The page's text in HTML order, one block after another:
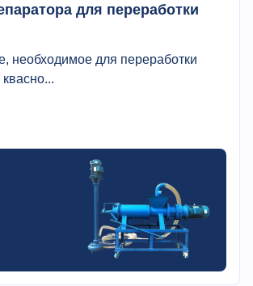
для переработки
необходимое для переработки